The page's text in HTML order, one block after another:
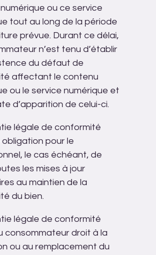
ou ce service
tout au long de la période
prévue. Durant ce délai,
n’est tenu d’établir
du défaut de
affectant le contenu
ou le service numérique et
d’apparition de celui-ci.
légale de conformité
pour le
le cas échéant, de
les mises à jour
au maintien de la
du bien.
légale de conformité
consommateur droit à la
ou au remplacement du